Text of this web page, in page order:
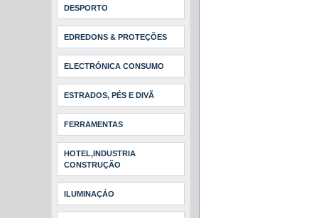
DESPORTO
EDREDONS & PROTEÇÕES
ELECTRÓNICA CONSUMO
ESTRADOS, PÉS E DIVÃ
FERRAMENTAS
HOTEL,INDUSTRIA
CONSTRUÇÃO
ILUMINAÇÁO